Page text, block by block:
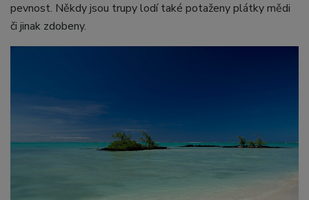
pevnost. Někdy jsou trupy lodí také potaženy plátky mědi
či jinak zdobeny.